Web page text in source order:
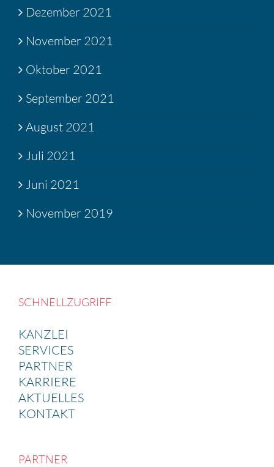
Dezember 2021
November 2021
Oktober 2021
September 2021
August 2021
Juli 2021
Juni 2021
November 2019
SCHNELL­ZU­GRIFF
KANZLEI
SERVICES
PARTNER
KARRIERE
AKTUELLES
KONTAKT
PARTNER